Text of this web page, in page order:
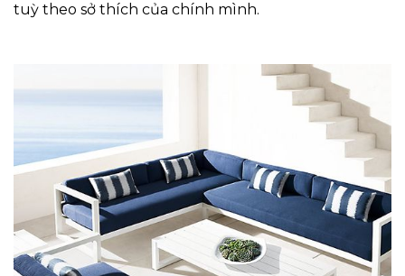
tuỳ theo sở thích của chính mình.